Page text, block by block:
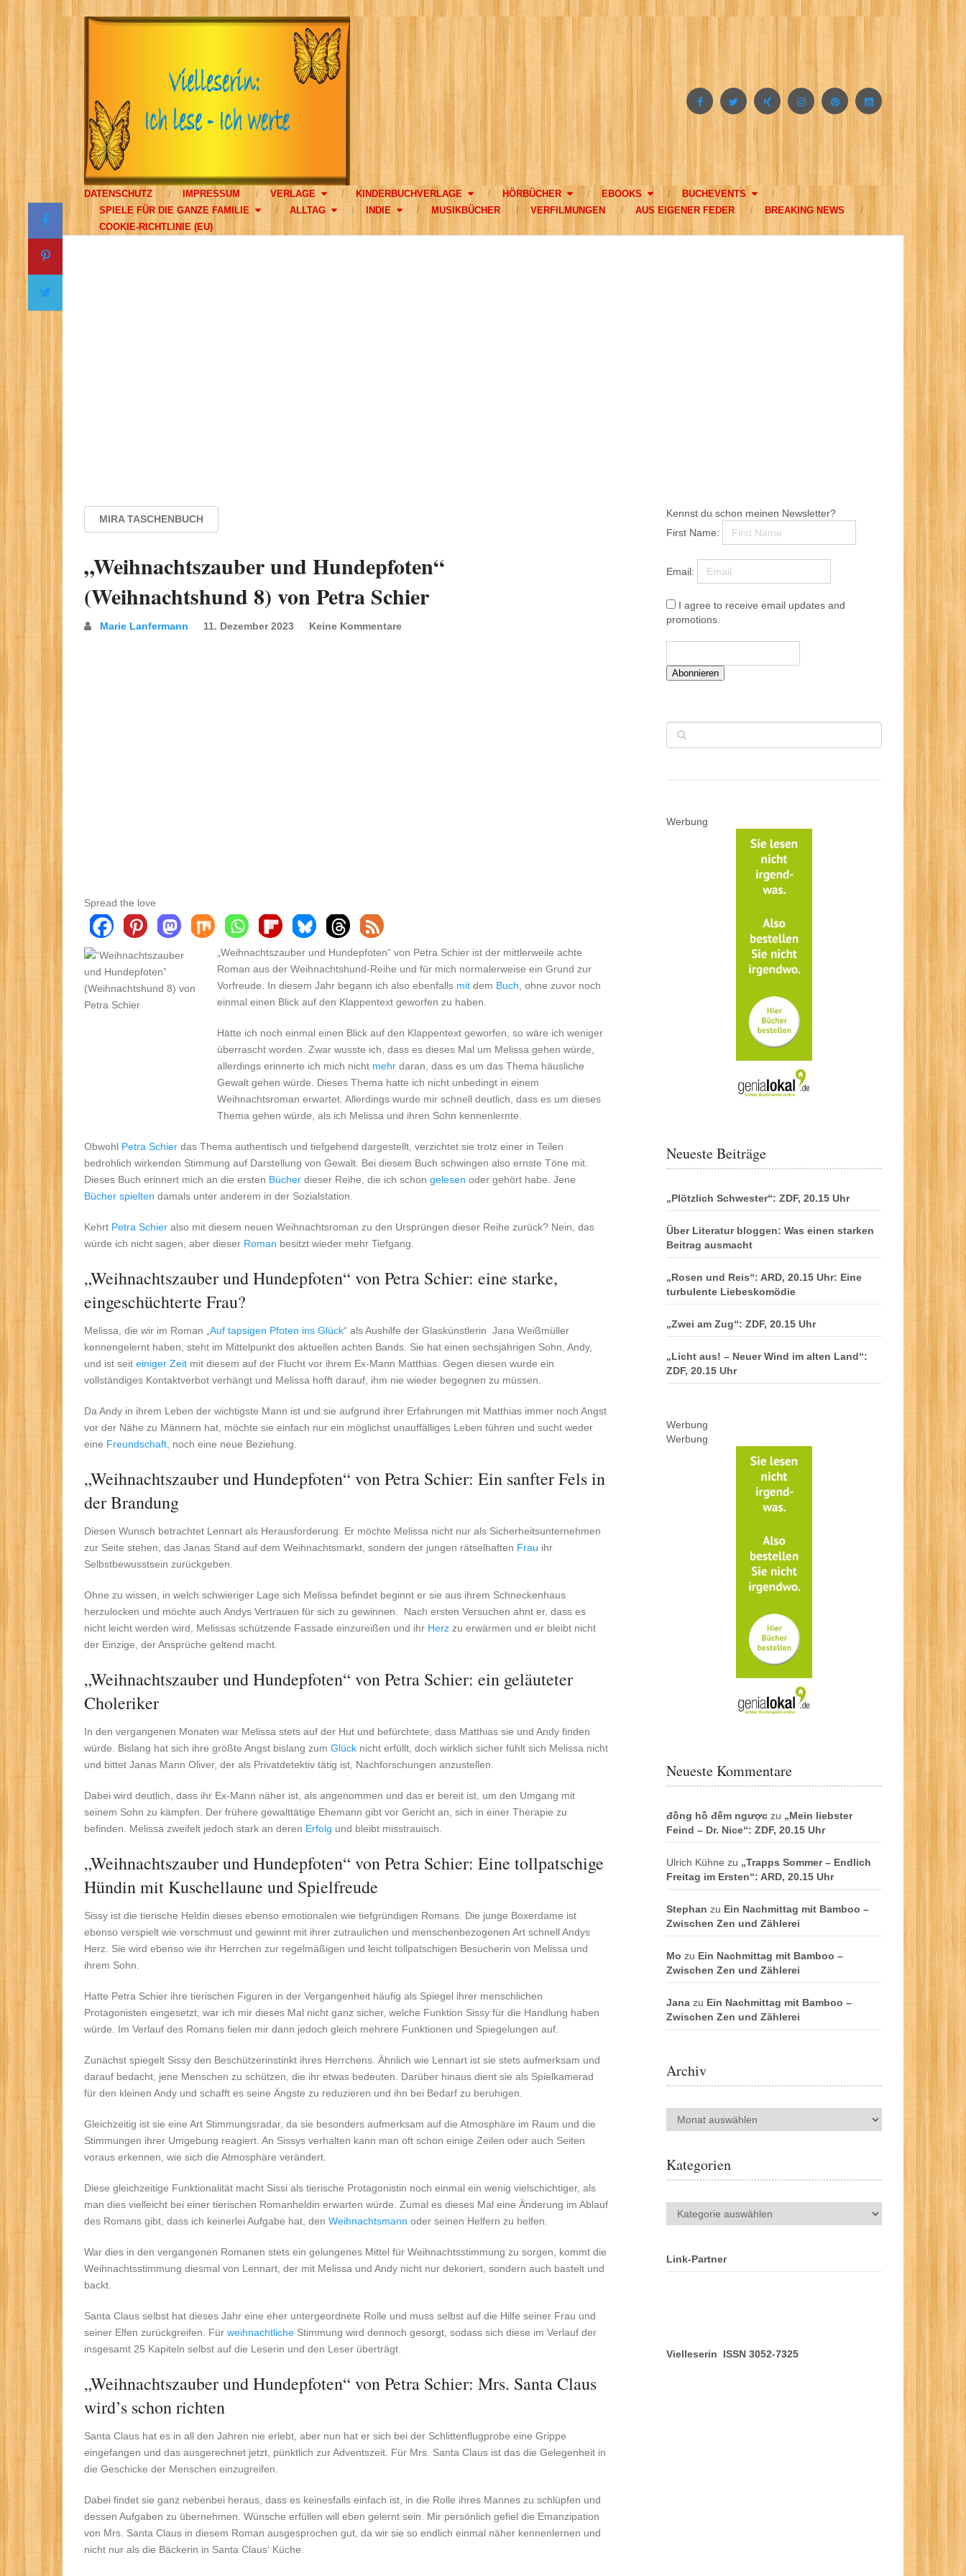
DATENSCHUTZ IMPRESSUM VERLAGE KINDERBUCHVERLAGE HÖRBÜCHER EBOOKS
BUCHEVENTS
SPIELE FÜR DIE GANZE FAMILIE
ALLTAG INDIE MUSIKBÜCHER VERFILMUNGEN AUS EIGENER FEDER
BREAKING NEWS
COOKIE-RICHTLINIE (EU)
MIRA TASCHENBUCH
„Weihnachtszauber und Hundepfoten“
(Weihnachtshund 8) von Petra Schier
Marie Lanfermann 11. Dezember 2023 Keine Kommentare
Spread the love
„Weihnachtszauber und Hundepfoten“ von Petra Schier ist der mittlerweile achte
Roman aus der Weihnachtshund-Reihe und für mich normalerweise ein Grund zur
Vorfreude. In diesem Jahr begann ich also ebenfalls mitdem Buch , ohne zuvor noch
einmal einen Blick auf den Klappentext geworfen zu haben.
Hätte ich noch einmal einen Blick auf den Klappentext geworfen, so wäre ich weniger
überrascht worden. Zwar wusste ich, dass es dieses Mal um Melissa gehen würde,
allerdings erinnerte ich mich nicht mehrdaran, dass es um das Thema häusliche
Gewalt gehen würde. Dieses Thema hatte ich nicht unbedingt in einem
Weihnachtsroman erwartet. Allerdings wurde mir schnell deutlich, dass es um dieses
Thema gehen würde, als ich Melissa und ihren Sohn kennenlernte.
Obwohl Petra Schier das Thema authentisch und tiefgehend dargestellt, verzichtet sie trotz einer in Teilen
bedrohlich wirkenden Stimmung auf Darstellung von Gewalt. Bei diesem Buch schwingen also ernste Töne mit.
Dieses Buch erinnert mich an die ersten Bücher dieser Reihe, die ich schon gelesen oder gehört habe. Jene
Bücher spielten damals unter anderem in der Sozialstation.
Kehrt Petra Schier also mit diesem neuen Weihnachtsroman zu den Ursprüngen dieser Reihe zurück? Nein, das
würde ich nicht sagen, aber dieser Roman besitzt wieder mehr Tiefgang.
„Weihnachtszauber und Hundepfoten“ von Petra Schier: eine starke,
eingeschüchterte Frau?
Melissa, die wir im Roman „ Auf tapsigen Pfoten ins Glück“ als Aushilfe der Glaskünstlerin Jana Weißmüller
kennengelernt haben, steht im Mittelpunkt des aktuellen achten Bands. Sie hat einen sechsjährigen Sohn, Andy,
und ist seit einiger Zeit mit diesem auf der Flucht vor ihrem Ex-Mann Matthias. Gegen diesen wurde ein
vollständiges Kontaktverbot verhängt und Melissa hofft darauf, ihm nie wieder begegnen zu müssen.
Da Andy in ihrem Leben der wichtigste Mann ist und sie aufgrund ihrer Erfahrungen mit Matthias immer noch Angst
vor der Nähe zu Männern hat, möchte sie einfach nur ein möglichst unauffälliges Leben führen und sucht weder
eine Freundschaft , noch eine neue Beziehung.
„Weihnachtszauber und Hundepfoten“ von Petra Schier: Ein sanfter Fels in
der Brandung
Diesen Wunsch betrachtet Lennart als Herausforderung. Er möchte Melissa nicht nur als Sicherheitsunternehmen
zur Seite stehen, das Janas Stand auf dem Weihnachtsmarkt, sondern der jungen rätselhaften Frau ihr
Selbstbewusstsein zurückgeben.
Ohne zu wissen, in welch schwieriger Lage sich Melissa befindet beginnt er sie aus ihrem Schneckenhaus
herzulocken und möchte auch Andys Vertrauen für sich zu gewinnen. Nach ersten Versuchen ahnt er, dass es
nicht leicht werden wird, Melissas schützende Fassade einzureißen und ihr Herz zu erwärmen und er bleibt nicht
der Einzige, der Ansprüche geltend macht.
„Weihnachtszauber und Hundepfoten“ von Petra Schier: ein geläuteter
Choleriker
In den vergangenen Monaten war Melissa stets auf der Hut und befürchtete, dass Matthias sie und Andy finden
würde. Bislang hat sich ihre größte Angst bislang zum Glück nicht erfüllt, doch wirklich sicher fühlt sich Melissa nicht
und bittet Janas Mann Oliver, der als Privatdetektiv tätig ist, Nachforschungen anzustellen.
Dabei wird deutlich, dass ihr Ex-Mann näher ist, als angenommen und das er bereit ist, um den Umgang mit
seinem Sohn zu kämpfen. Der frühere gewalttätige Ehemann gibt vor Gericht an, sich in einer Therapie zu
befinden. Melissa zweifelt jedoch stark an deren Erfolg und bleibt misstrauisch.
„Weihnachtszauber und Hundepfoten“ von Petra Schier: Eine tollpatschige
Hündin mit Kuschellaune und Spielfreude
Sissy ist die tierische Heldin dieses ebenso emotionalen wie tiefgründigen Romans. Die junge Boxerdame ist
ebenso verspielt wie verschmust und gewinnt mit ihrer zutraulichen und menschenbezogenen Art schnell Andys
Herz. Sie wird ebenso wie ihr Herrchen zur regelmäßigen und leicht tollpatschigen Besucherin von Melissa und
ihrem Sohn.
Hatte Petra Schier ihre tierischen Figuren in der Vergangenheit häufig als Spiegel ihrer menschlichen
Protagonisten eingesetzt, war ich mir dieses Mal nicht ganz sicher, welche Funktion Sissy für die Handlung haben
würde. Im Verlauf des Romans fielen mir dann jedoch gleich mehrere Funktionen und Spiegelungen auf.
Zunächst spiegelt Sissy den Beschützerinstinkt ihres Herrchens. Ähnlich wie Lennart ist sie stets aufmerksam und
darauf bedacht, jene Menschen zu schützen, die ihr etwas bedeuten. Darüber hinaus dient sie als Spielkamerad
für den kleinen Andy und schafft es seine Ängste zu reduzieren und ihn bei Bedarf zu beruhigen.
Gleichzeitig ist sie eine Art Stimmungsradar, da sie besonders aufmerksam auf die Atmosphäre im Raum und die
Stimmungen ihrer Umgebung reagiert. An Sissys verhalten kann man oft schon einige Zeilen oder auch Seiten
voraus erkennen, wie sich die Atmosphäre verändert.
Diese gleichzeitige Funktionalität macht Sissi als tierische Protagonistin noch einmal ein wenig vielschichtiger, als
man dies vielleicht bei einer tierischen Romanheldin erwarten würde. Zumal es dieses Mal eine Änderung im Ablauf
des Romans gibt, dass ich keinerlei Aufgabe hat, den Weihnachtsmann oder seinen Helfern zu helfen.
War dies in den vergangenen Romanen stets ein gelungenes Mittel für Weihnachtsstimmung zu sorgen, kommt die
Weihnachtsstimmung diesmal von Lennart, der mit Melissa und Andy nicht nur dekoriert, sondern auch bastelt und
backt.
Santa Claus selbst hat dieses Jahr eine eher untergeordnete Rolle und muss selbst auf die Hilfe seiner Frau und
seiner Elfen zurückgreifen. Für weihnachtliche Stimmung wird dennoch gesorgt, sodass sich diese im Verlauf der
insgesamt 25 Kapiteln selbst auf die Leserin und den Leser überträgt.
„Weihnachtszauber und Hundepfoten“ von Petra Schier: Mrs. Santa Claus
wird’s schon richten
Santa Claus hat es in all den Jahren nie erlebt, aber nun hat er sich bei der Schlittenflugprobe eine Grippe
eingefangen und das ausgerechnet jetzt, pünktlich zur Adventszeit. Für Mrs. Santa Claus ist das die Gelegenheit in
die Geschicke der Menschen einzugreifen.
Dabei findet sie ganz nebenbei heraus, dass es keinesfalls einfach ist, in die Rolle ihres Mannes zu schlüpfen und
dessen Aufgaben zu übernehmen. Wünsche erfüllen will eben gelernt sein. Mir persönlich gefiel die Emanzipation
von Mrs. Santa Claus in diesem Roman ausgesprochen gut, da wir sie so endlich einmal näher kennenlernen und
nicht nur als die Bäckerin in Santa Claus‘ Küche.
Kennst du schon meinen Newsletter?
First Name:
Email:
I agree to receive email updates and
promotions.
Abonnieren
Werbung
Neueste Beiträge
„Plötzlich Schwester“: ZDF, 20.15 Uhr
Über Literatur bloggen: Was einen starken
Beitrag ausmacht
„Rosen und Reis“: ARD, 20.15 Uhr: Eine
turbulente Liebeskomödie
„Zwei am Zug“: ZDF, 20.15 Uhr
„Licht aus! – Neuer Wind im alten Land“:
ZDF, 20.15 Uhr
Werbung
Werbung
Neueste Kommentare
đồng hồ đếm ngược zu „Mein liebster
Feind – Dr. Nice“: ZDF, 20.15 Uhr
Ulrich Kühne zu „Trapps Sommer – Endlich
Freitag im Ersten“: ARD, 20.15 Uhr
Stephan zu Ein Nachmittag mit Bamboo –
Zwischen Zen und Zählerei
Mo zu Ein Nachmittag mit Bamboo –
Zwischen Zen und Zählerei
Jana zu Ein Nachmittag mit Bamboo –
Zwischen Zen und Zählerei
Archiv
Archiv
Kategorien
Kategorien
Link-Partner
Vielleserin ISSN 3052-7325